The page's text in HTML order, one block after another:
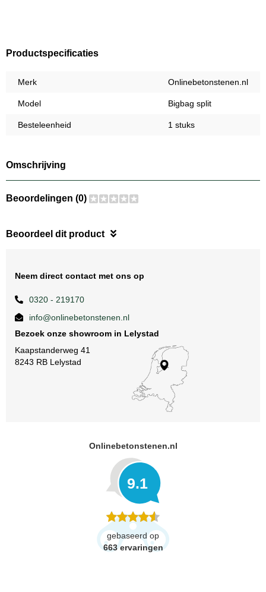
Productspecificaties
Merk Onlinebetonstenen.nl
Model Bigbag split
Besteleenheid 1 stuks
Omschrijving
Beoordelingen (0)
Beoordeel dit product
Neem direct contact met ons op
0320 - 219170
info@onlinebetonstenen.nl
Bezoek onze showroom in Lelystad
Kaapstanderweg 41
8243 RB Lelystad
Onlinebetonstenen.nl
9.1
gebaseerd op
663 ervaringen